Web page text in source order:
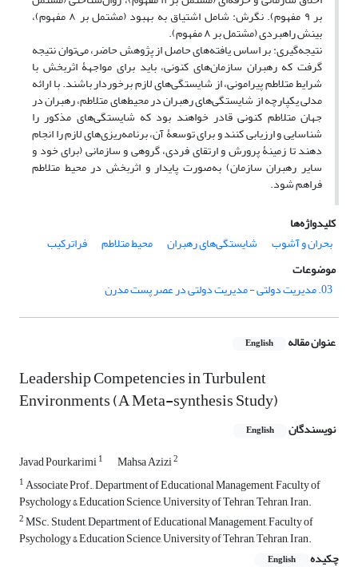
بر ۹ مفهوم). نگرش: شامل اشتیاق به بهبود (مشتمل بر ۸ مفهوم)،
بینش راهبردی (مشتمل بر ۸ مفهوم).
نتیجه‌گیری: بر اساس یافته‌های حاصل از پژوهش حاضر، می‌توان نتیجه
گرفت که رهبران سازمان‌های کنونی، باید برای مواجهۀ اثربخش با
شرایط متلاطم پیرامونی، از شایستگی‌های لازم برخوردار باشند. با ارائه
مدلی یکپارچه از شایستگی‌های رهبران در محیط‌های متلاطم، رهبران در
جهان متلاطم کنونی قادر خواهند بود که شایستگی‌های مذکور را
شناسایی و ارزیابی کنند و برای توسعۀ آن، برنامه‌ریزی‌های لازم را انجام
دهند تا زمینۀ پرورش و ارتقای فردی، گروهی و سازمانی (برای خود و
سایر رهبران سازمان) به‌صورت پایدار و اثربخش در محیط متلاطم
فراهم شود.
کلیدواژه‌ها
بحران و آشوب
شایستگی‌های رهبران محیط متلاطم
فراترکیب
موضوعات
03. مدیریت دولتی - مدیریت دولتی در عصر پست مدرن
عنوان مقاله English
Leadership Competencies in Turbulent
Environments (A Meta-synthesis Study)
نویسندگان English
Javad Pourkarimi1 Mahsa Azizi2
1Associate Prof., Department of Educational Management, Faculty of
Psychology & Education Science, University of Tehran, Tehran, Iran.
2MSc. Student, Department of Educational Management, Faculty of
Psychology & Education Science, University of Tehran, Tehran, Iran.
چکیده
English